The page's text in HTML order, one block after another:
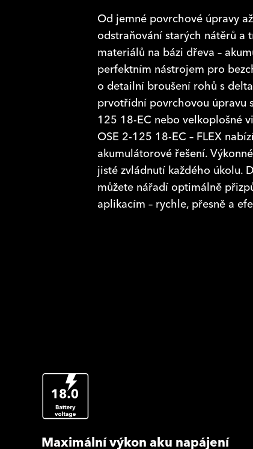
Od jemné povrchové úpravy
odstraňování starých nátěrů a
materiálů na bázi dřeva –
perfektním nástrojem pro
o detailní broušení rohů s
prvotřídní povrchovou úpravu
125 18-EC nebo velkoplošné
OSE 2-125 18-EC – FLEX
akumulátorové řešení.
jisté zvládnutí každého úkolu.
můžete nářadí optimálně
aplikacím – rychle, přesně a
Maximální výkon aku napájení